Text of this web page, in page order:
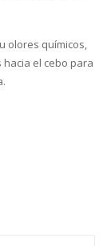
olores químicos,
el cebo para